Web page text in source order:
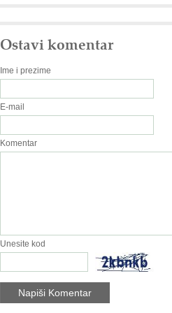
Ostavi komentar
Ime i prezime
E-mail
Komentar
Unesite kod